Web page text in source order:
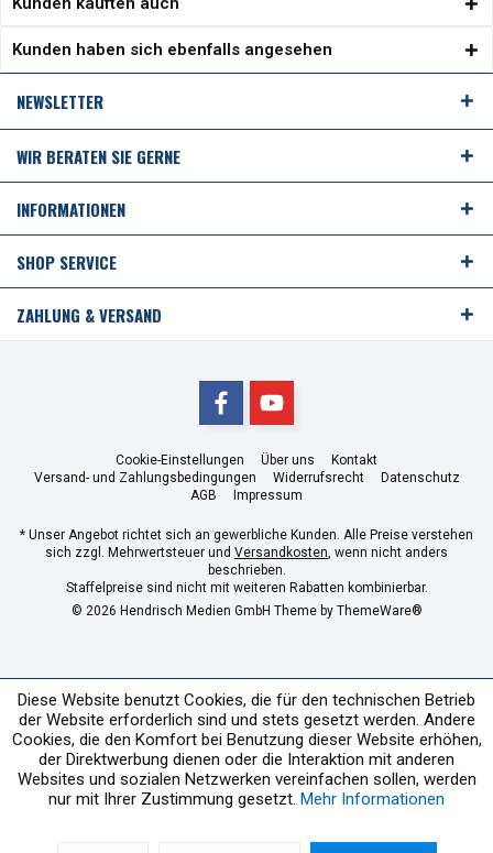
Kunden haben sich ebenfalls angesehen
NEWSLETTER
WIR BERATEN SIE GERNE
INFORMATIONEN
SHOP SERVICE
ZAHLUNG & VERSAND
Cookie-Einstellungen Über uns
Kontakt
Versand- und Zahlungsbedingungen
Widerrufsrecht
Datenschutz
AGB
Impressum
* Unser Angebot richtet sich an gewerbliche Kunden. Alle Preise verstehen
sich zzgl. Mehrwertsteuer und Versandkosten, wenn nicht anders
beschrieben.
Staffelpreise sind nicht mit weiteren Rabatten kombinierbar.
© 2026 Hendrisch Medien GmbH Theme by ThemeWare®
Diese Website benutzt Cookies, die für den technischen Betrieb
der Website erforderlich sind und stets gesetzt werden. Andere
Cookies, die den Komfort bei Benutzung dieser Website erhöhen,
der Direktwerbung dienen oder die Interaktion mit anderen
Websites und sozialen Netzwerken vereinfachen sollen, werden
nur mit Ihrer Zustimmung gesetzt. Mehr Informationen